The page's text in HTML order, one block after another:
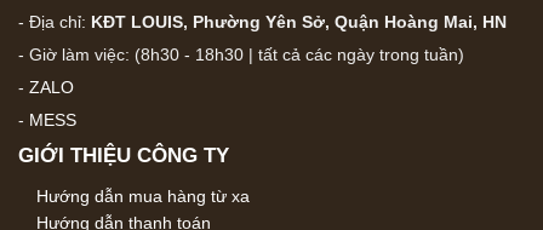
- Địa chỉ: KĐT LOUIS, Phường Yên Sở, Quận Hoàng Mai, HN
- Giờ làm việc: (8h30 - 18h30 | tất cả các ngày trong tuần)
- ZALO
- MESS
GIỚI THIỆU CÔNG TY
Hướng dẫn mua hàng từ xa
Hướng dẫn thanh toán